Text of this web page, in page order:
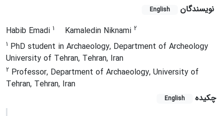
نویسندگان English
Habib Emadi 1 Kamaledin Niknami 2
1 PhD student in Archaeology, Department of Archeology
University of Tehran, Tehran, Iran
2 Professor, Department of Archaeology, University of
Tehran, Tehran, Iran
چکیده
English